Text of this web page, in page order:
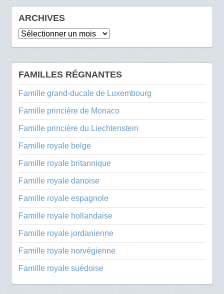
ARCHIVES
Archives
FAMILLES RÉGNANTES
Famille grand-ducale de Luxembourg
Famille princière de Monaco
Famille princière du Liechtenstein
Famille royale belge
Famille royale britannique
Famille royale danoise
Famille royale espagnole
Famille royale hollandaise
Famille royale jordanienne
Famille royale norvégienne
Famille royale suédoise